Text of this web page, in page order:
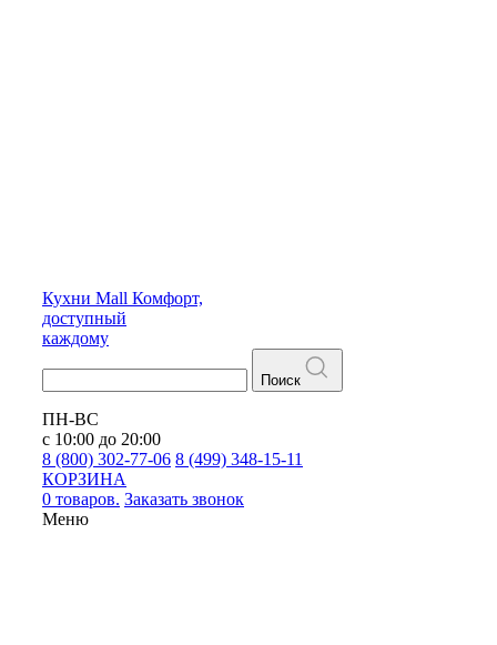
Кухни Mall Комфорт,
доступный
каждому
Поиск
ПН-ВС
с 10:00 до 20:00
8 (800) 302-77-06 8 (499) 348-15-11
КОРЗИНА
0 товаров. Заказать звонок
Меню